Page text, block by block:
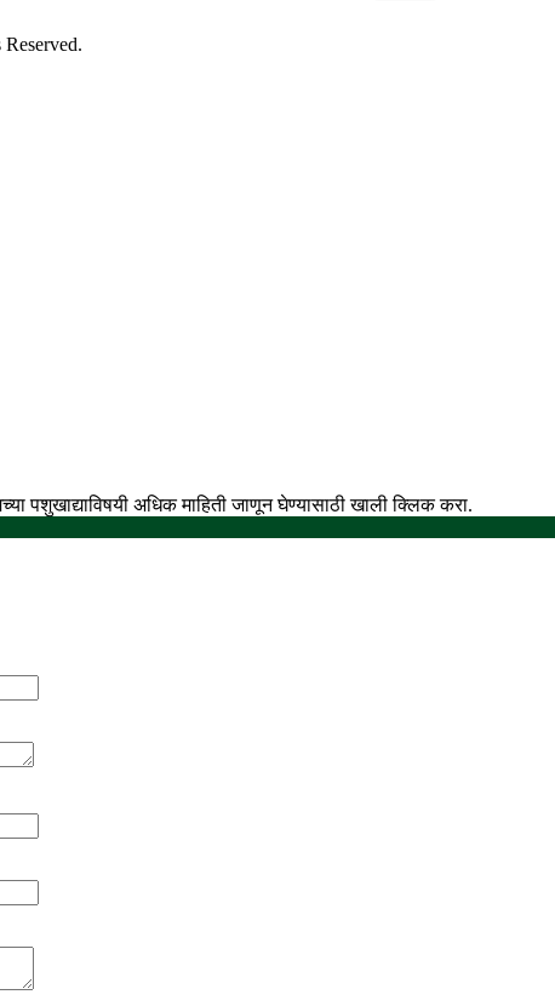
पशुखाद्याविषयी अधिक माहिती जाणून घेण्यासाठी खाली क्लिक करा.